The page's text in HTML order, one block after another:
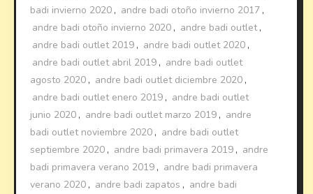
badi invierno 2020 , andre badi otoño invierno 2017 ,
andre badi otoño invierno 2020 , andre badi outlet,
andre badi outlet 2019 , andre badi outlet 2020 ,
andre badi outlet abril 2019 , andre badi outlet
agosto 2020 , andre badi outlet diciembre 2020 ,
andre badi outlet enero 2019 , andre badi outlet
junio 2020 , andre badi outlet marzo 2019 , andre
badi outlet noviembre 2020 , andre badi outlet
septiembre 2020 , andre badi primavera 2019 , andre
badi primavera verano 2019 , andre badi primavera
verano 2020 , andre badi zapatos , andre badi